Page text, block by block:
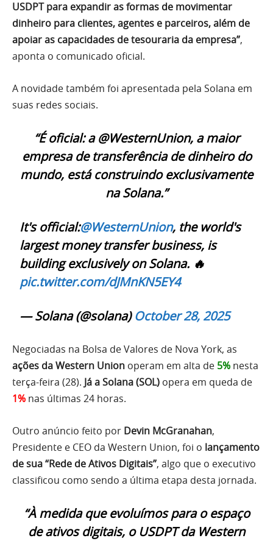
USDPT para expandir as formas de movimentar
dinheiro para clientes, agentes e parceiros, além de
apoiar as capacidades de tesouraria da empresa”,
aponta o comunicado oficial.
A novidade também foi apresentada pela Solana em
suas redes sociais.
“É oficial: a @WesternUnion, a maior
empresa de transferência de dinheiro do
mundo, está construindo exclusivamente
na Solana.”
It's official:@WesternUnion, the world's
largest money transfer business, is
building exclusively on Solana. 🔥
pic.twitter.com/dJMnKN5EY4
— Solana (@solana)October 28, 2025
Negociadas na Bolsa de Valores de Nova York, as
ações da Western Union operam em alta de 5% nesta
terça-feira (28). Já a Solana (SOL) opera em queda de
1% nas últimas 24 horas.
Outro anúncio feito por Devin McGranahan,
Presidente e CEO da Western Union, foi o lançamento
de sua “Rede de Ativos Digitais”, algo que o executivo
classificou como sendo a última etapa desta jornada.
“À medida que evoluímos para o espaço
de ativos digitais, o USDPT da Western